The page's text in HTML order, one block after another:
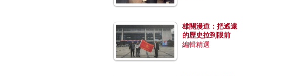
雄關漫道：把遙遠
的歷史拉到眼前
編輯精選